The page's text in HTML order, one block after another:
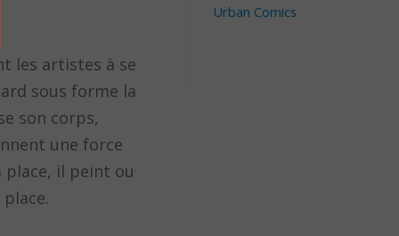
les artistes à se
sous forme la
son corps,
une force
place, il peint ou
Urban Comics